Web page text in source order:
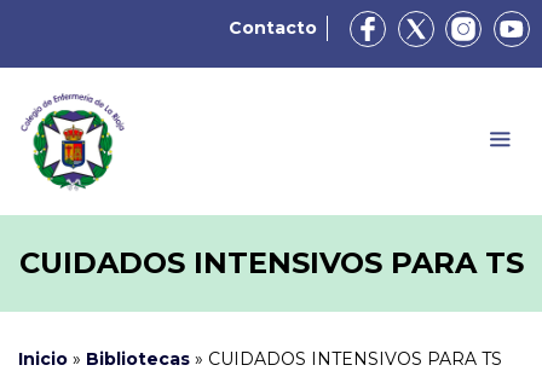
Contacto
CUIDADOS INTENSIVOS PARA TS
Inicio » Bibliotecas » CUIDADOS INTENSIVOS PARA TS